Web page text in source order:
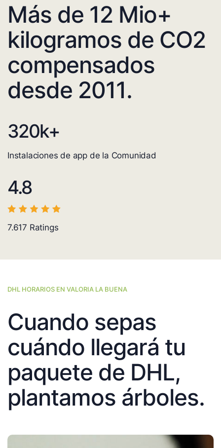
Más de 12 Mio+
kilogramos de CO2
compensados
desde 2011.
320k+
Instalaciones de app de la Comunidad
4.8
7.617 Ratings
DHL HORARIOS EN VALORIA LA BUENA
Cuando sepas
cuándo llegará tu
paquete de DHL,
plantamos árboles.